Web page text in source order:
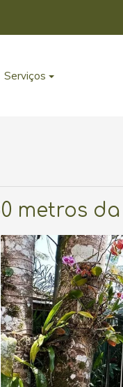
Serviços
metros